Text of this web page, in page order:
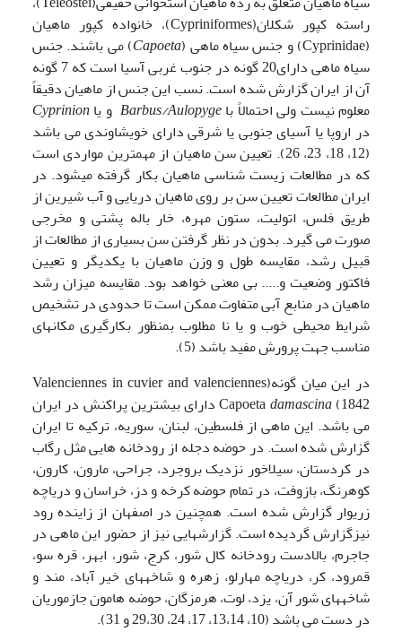
راسته کپور شکلان(Cypriniformes)، خانواده کپور ماهیان
(Cyprinidae) و جنس سیاه ماهی (
Capoeta) می باشند. جنس
سیاه ماهی دارای20 گونه در جنوب غربی آسیا است که 7 گونه
آن از ایران گزارش شده است. نسب این جنس از ماهیان دقیقاً
معلوم نیست ولی احتمالاً باBarbus/Aulopyge و یاCyprinion
در اروپا یا آسیای جنوبی یا شرقی دارای خویشاوندی می باشد
(12، 18، 23، 26). تعیین سن ماهیان از مهمترین مواردی است
که در مطالعات زیست شناسی ماهیان بکار گرفته می­شود. در
ایران مطالعات تعیین سن بر روی ماهیان دریایی و آب شیرین از
طریق فلس، اتولیت، ستون مهره، خار باله پشتی و مخرجی
صورت می گیرد. بدون در نظر گرفتن سن بسیاری از مطالعات از
قبیل رشد، مقایسه طول و وزن ماهیان با یکدیگر و تعیین
فاکتور وضعیت و..... بی معنی خواهد بود. مقایسه میزان رشد
ماهیان در منابع آبی متفاوت ممکن است تا حدودی در تشخیص
شرایط محیطی خوب و یا نا مطلوب بمنظور بکارگیری مکانهای
مناسب جهت پرورش مفید باشد (5).
در این میان گونه(Valenciennes in cuvier and valenciennes
1842) Capoeta
damascina
دارای بیشترین پراکنش در ایران
می باشد. این ماهی از فلسطین، لبنان، سوریه، ترکیه تا ایران
گزارش شده است. در حوضه دجله از رودخانه هایی مثل رگاب
در کردستان، سیلاخور نزدیک بروجرد، جراحی، مارون، کارون،
کوهرنگ، بازوفت، در تمام حوضه کرخه و دز، خراسان و دریاچه
زریوار گزارش شده است. همچنین در اصفهان از زاینده رود
نیزگزارش گردیده است. گزارشهایی نیز از حضور این ماهی در
جاجرم، بالادست رودخانه کال شور، کرج، شور، ابهر، قره سو،
قمرود، کر، دریاچه مهارلو، زهره و شاخه­های خیر آباد، مند و
شاخه­های شور آن، یزد، لوت، هرمزگان، حوضه هامون جازموریان
در دست می باشد(10، 13،14، 17، 24، 29،30 و 31).